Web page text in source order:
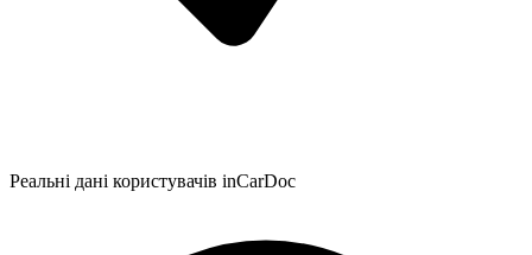
Реальні дані користувачів inCarDoc